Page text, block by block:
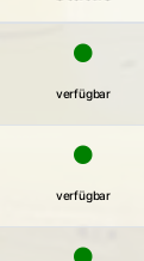
verfügbar
verfügbar